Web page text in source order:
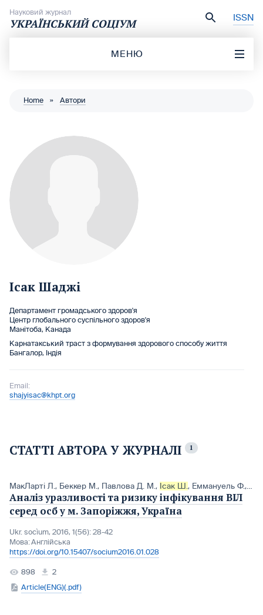
Науковий журнал
УКРАЇНСЬКИЙ СОЦІУМ ISSN
МЕНЮ
Home » Автори
Ісак Шаджі
Департамент громадського здоров'я
Центр глобального суспільного здоров'я
Манітоба, Канада
Карнатакський траст з формування здорового способу життя
Бангалор, Індія
Email:
shajyisac@khpt.org
СТАТТІ АВТОРА У ЖУРНАЛІ 1
МакЛарті Л. , Беккер М. , Павлова Д. М. , Ісак Ш. , Еммануель Ф.,
Аналіз уразливості та ризику інфікування ВІЛ
серед осб у м. Запоріжжя, Україна
Ukr. socìum, 2016, 1(56): 28-42
Мова:Англійська
https://doi.org/10.15407/socium2016.01.028
898
2
Article(ENG)(.pdf)